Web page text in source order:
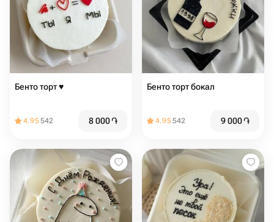
Бенто торт ♥️
4.95542 8 000֏
Бенто торт бокал
4.95542 9 000֏